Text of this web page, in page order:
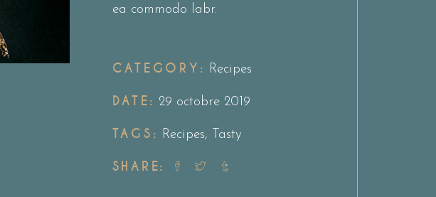
ea commodo labr.
CATEGORY: Recipes
DATE: 29 octobre 2019
TAGS: Recipes, Tasty
SHARE: